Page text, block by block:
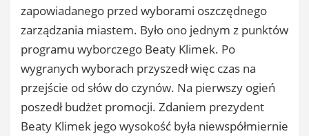
zapowiadanego przed wyborami oszczędnego
zarządzania miastem. Było ono jednym z punktów
programu wyborczego Beaty Klimek. Po
wygranych wyborach przyszedł więc czas na
przejście od słów do czynów. Na pierwszy ogień
poszedł budżet promocji. Zdaniem prezydent
Beaty Klimek jego wysokość była niewspółmiernie